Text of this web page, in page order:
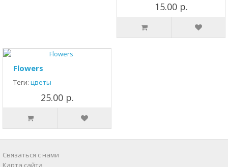
15.00 р.
Flowers
Теги: цветы
25.00 р.
Связаться с нами
Карта сайта